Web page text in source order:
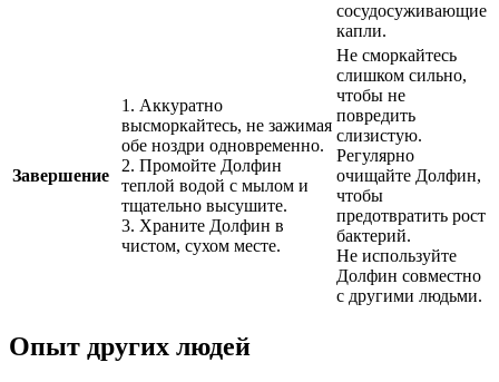
сосудосуживающие
капли.
Завершение
1. Аккуратно
высморкайтесь, не зажимая
обе ноздри одновременно.
2. Промойте Долфин
теплой водой с мылом и
тщательно высушите.
3. Храните Долфин в
чистом, сухом месте.
Не сморкайтесь
слишком сильно,
чтобы не
повредить
слизистую.
Регулярно
очищайте Долфин,
чтобы
предотвратить рост
бактерий.
Не используйте
Долфин совместно
с другими людьми.
Опыт других людей